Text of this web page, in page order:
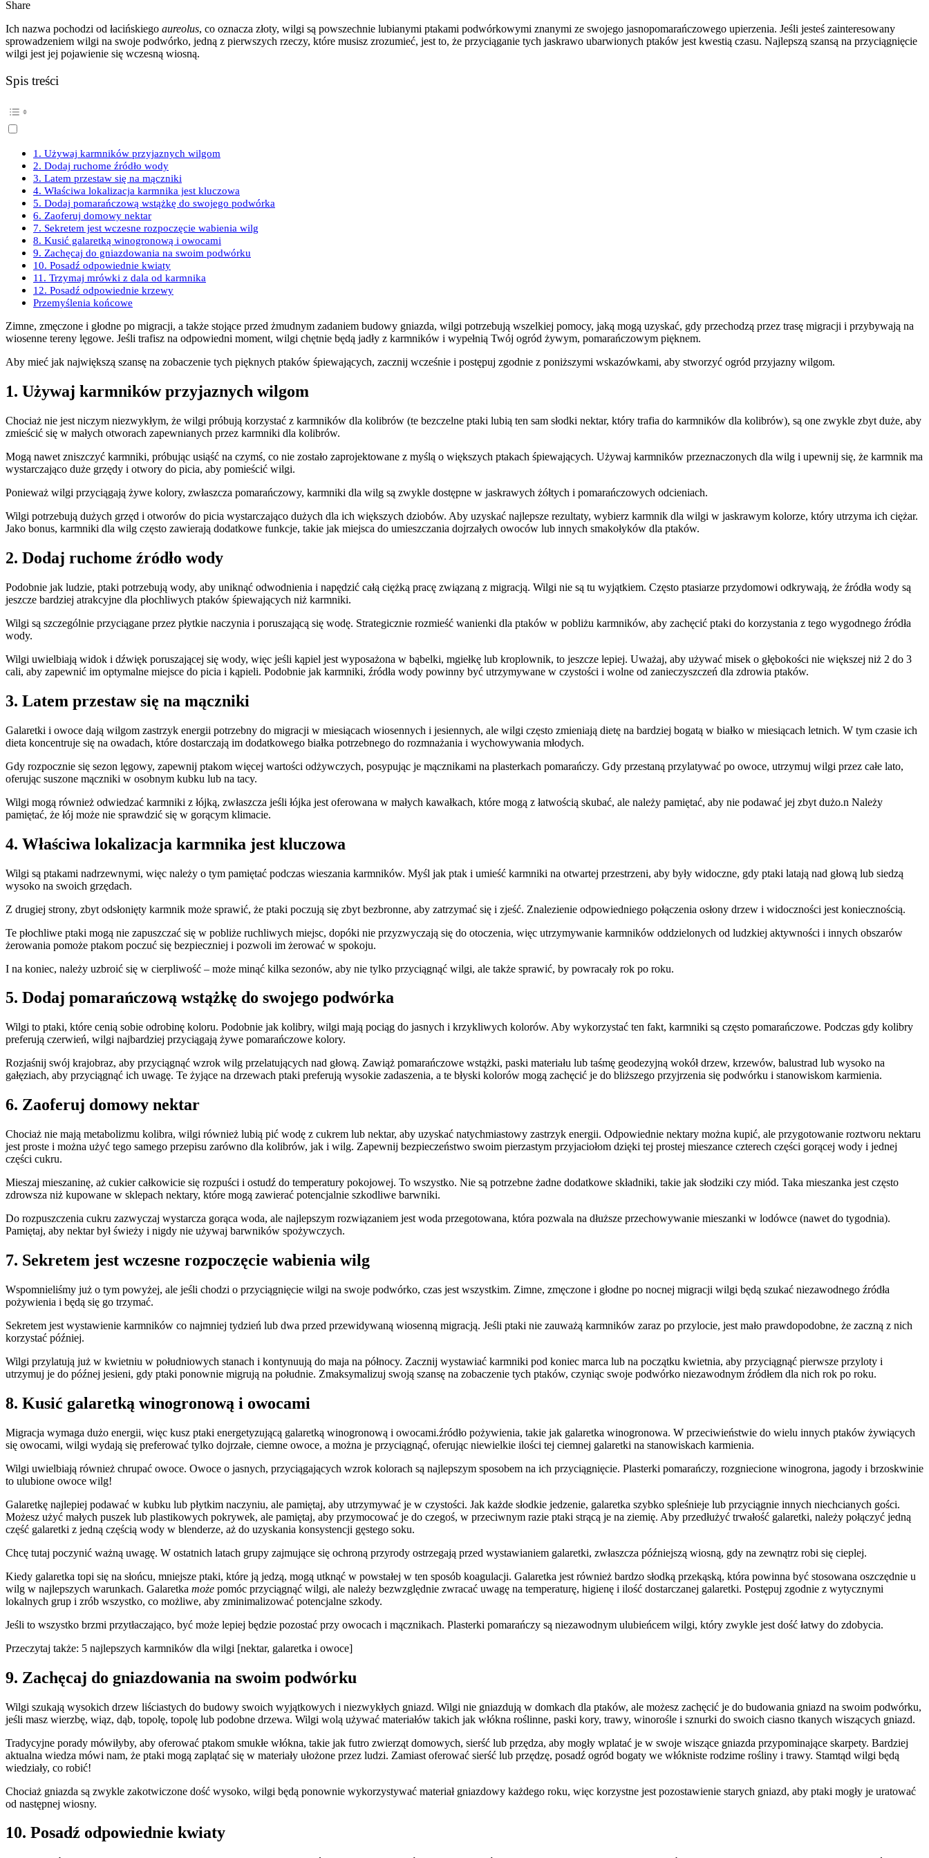
Share
Ich nazwa pochodzi od łacińskiego aureolus, co oznacza złoty, wilgi są powszechnie lubianymi ptakami podwórkowymi znanymi ze swojego jasnopomarańczowego upierzenia. Jeśli jesteś zainteresowany
sprowadzeniem wilgi na swoje podwórko, jedną z pierwszych rzeczy, które musisz zrozumieć, jest to, że przyciąganie tych jaskrawo ubarwionych ptaków jest kwestią czasu. Najlepszą szansą na przyciągnięcie
wilgi jest jej pojawienie się wczesną wiosną.
Spis treści
1. Używaj karmników przyjaznych wilgom
2. Dodaj ruchome źródło wody
3. Latem przestaw się na mączniki
4. Właściwa lokalizacja karmnika jest kluczowa
5. Dodaj pomarańczową wstążkę do swojego podwórka
6. Zaoferuj domowy nektar
7. Sekretem jest wczesne rozpoczęcie wabienia wilg
8. Kusić galaretką winogronową i owocami
9. Zachęcaj do gniazdowania na swoim podwórku
10. Posadź odpowiednie kwiaty
11. Trzymaj mrówki z dala od karmnika
12. Posadź odpowiednie krzewy
Przemyślenia końcowe
Zimne, zmęczone i głodne po migracji, a także stojące przed żmudnym zadaniem budowy gniazda, wilgi potrzebują wszelkiej pomocy, jaką mogą uzyskać, gdy przechodzą przez trasę migracji i przybywają na
wiosenne tereny lęgowe. Jeśli trafisz na odpowiedni moment, wilgi chętnie będą jadły z karmników i wypełnią Twój ogród żywym, pomarańczowym pięknem.
Aby mieć jak największą szansę na zobaczenie tych pięknych ptaków śpiewających, zacznij wcześnie i postępuj zgodnie z poniższymi wskazówkami, aby stworzyć ogród przyjazny wilgom.
1. Używaj karmników przyjaznych wilgom
Chociaż nie jest niczym niezwykłym, że wilgi próbują korzystać z karmników dla kolibrów (te bezczelne ptaki lubią ten sam słodki nektar, który trafia do karmników dla kolibrów), są one zwykle zbyt duże, aby
zmieścić się w małych otworach zapewnianych przez karmniki dla kolibrów.
Mogą nawet zniszczyć karmniki, próbując usiąść na czymś, co nie zostało zaprojektowane z myślą o większych ptakach śpiewających. Używaj karmników przeznaczonych dla wilg i upewnij się, że karmnik ma
wystarczająco duże grzędy i otwory do picia, aby pomieścić wilgi.
Ponieważ wilgi przyciągają żywe kolory, zwłaszcza pomarańczowy, karmniki dla wilg są zwykle dostępne w jaskrawych żółtych i pomarańczowych odcieniach.
Wilgi potrzebują dużych grzęd i otworów do picia wystarczająco dużych dla ich większych dziobów. Aby uzyskać najlepsze rezultaty, wybierz karmnik dla wilgi w jaskrawym kolorze, który utrzyma ich ciężar.
Jako bonus, karmniki dla wilg często zawierają dodatkowe funkcje, takie jak miejsca do umieszczania dojrzałych owoców lub innych smakołyków dla ptaków.
2. Dodaj ruchome źródło wody
Podobnie jak ludzie, ptaki potrzebują wody, aby uniknąć odwodnienia i napędzić całą ciężką pracę związaną z migracją. Wilgi nie są tu wyjątkiem. Często ptasiarze przydomowi odkrywają, że źródła wody są
jeszcze bardziej atrakcyjne dla płochliwych ptaków śpiewających niż karmniki.
Wilgi są szczególnie przyciągane przez płytkie naczynia i poruszającą się wodę. Strategicznie rozmieść wanienki dla ptaków w pobliżu karmników, aby zachęcić ptaki do korzystania z tego wygodnego źródła
wody.
Wilgi uwielbiają widok i dźwięk poruszającej się wody, więc jeśli kąpiel jest wyposażona w bąbelki, mgiełkę lub kroplownik, to jeszcze lepiej. Uważaj, aby używać misek o głębokości nie większej niż 2 do 3
cali, aby zapewnić im optymalne miejsce do picia i kąpieli. Podobnie jak karmniki, źródła wody powinny być utrzymywane w czystości i wolne od zanieczyszczeń dla zdrowia ptaków.
3. Latem przestaw się na mączniki
Galaretki i owoce dają wilgom zastrzyk energii potrzebny do migracji w miesiącach wiosennych i jesiennych, ale wilgi często zmieniają dietę na bardziej bogatą w białko w miesiącach letnich. W tym czasie ich
dieta koncentruje się na owadach, które dostarczają im dodatkowego białka potrzebnego do rozmnażania i wychowywania młodych.
Gdy rozpocznie się sezon lęgowy, zapewnij ptakom więcej wartości odżywczych, posypując je mącznikami na plasterkach pomarańczy. Gdy przestaną przylatywać po owoce, utrzymuj wilgi przez całe lato,
oferując suszone mączniki w osobnym kubku lub na tacy.
Wilgi mogą również odwiedzać karmniki z łójką, zwłaszcza jeśli łójka jest oferowana w małych kawałkach, które mogą z łatwością skubać, ale należy pamiętać, aby nie podawać jej zbyt dużo.n Należy
pamiętać, że łój może nie sprawdzić się w gorącym klimacie.
4. Właściwa lokalizacja karmnika jest kluczowa
Wilgi są ptakami nadrzewnymi, więc należy o tym pamiętać podczas wieszania karmników. Myśl jak ptak i umieść karmniki na otwartej przestrzeni, aby były widoczne, gdy ptaki latają nad głową lub siedzą
wysoko na swoich grzędach.
Z drugiej strony, zbyt odsłonięty karmnik może sprawić, że ptaki poczują się zbyt bezbronne, aby zatrzymać się i zjeść. Znalezienie odpowiedniego połączenia osłony drzew i widoczności jest koniecznością.
Te płochliwe ptaki mogą nie zapuszczać się w pobliże ruchliwych miejsc, dopóki nie przyzwyczają się do otoczenia, więc utrzymywanie karmników oddzielonych od ludzkiej aktywności i innych obszarów
żerowania pomoże ptakom poczuć się bezpieczniej i pozwoli im żerować w spokoju.
I na koniec, należy uzbroić się w cierpliwość – może minąć kilka sezonów, aby nie tylko przyciągnąć wilgi, ale także sprawić, by powracały rok po roku.
5. Dodaj pomarańczową wstążkę do swojego podwórka
Wilgi to ptaki, które cenią sobie odrobinę koloru. Podobnie jak kolibry, wilgi mają pociąg do jasnych i krzykliwych kolorów. Aby wykorzystać ten fakt, karmniki są często pomarańczowe. Podczas gdy kolibry
preferują czerwień, wilgi najbardziej przyciągają żywe pomarańczowe kolory.
Rozjaśnij swój krajobraz, aby przyciągnąć wzrok wilg przelatujących nad głową. Zawiąż pomarańczowe wstążki, paski materiału lub taśmę geodezyjną wokół drzew, krzewów, balustrad lub wysoko na
gałęziach, aby przyciągnąć ich uwagę. Te żyjące na drzewach ptaki preferują wysokie zadaszenia, a te błyski kolorów mogą zachęcić je do bliższego przyjrzenia się podwórku i stanowiskom karmienia.
6. Zaoferuj domowy nektar
Chociaż nie mają metabolizmu kolibra, wilgi również lubią pić wodę z cukrem lub nektar, aby uzyskać natychmiastowy zastrzyk energii. Odpowiednie nektary można kupić, ale przygotowanie roztworu nektaru
jest proste i można użyć tego samego przepisu zarówno dla kolibrów, jak i wilg. Zapewnij bezpieczeństwo swoim pierzastym przyjaciołom dzięki tej prostej mieszance czterech części gorącej wody i jednej
części cukru.
Mieszaj mieszaninę, aż cukier całkowicie się rozpuści i ostudź do temperatury pokojowej. To wszystko. Nie są potrzebne żadne dodatkowe składniki, takie jak słodziki czy miód. Taka mieszanka jest często
zdrowsza niż kupowane w sklepach nektary, które mogą zawierać potencjalnie szkodliwe barwniki.
Do rozpuszczenia cukru zazwyczaj wystarcza gorąca woda, ale najlepszym rozwiązaniem jest woda przegotowana, która pozwala na dłuższe przechowywanie mieszanki w lodówce (nawet do tygodnia).
Pamiętaj, aby nektar był świeży i nigdy nie używaj barwników spożywczych.
7. Sekretem jest wczesne rozpoczęcie wabienia wilg
Wspomnieliśmy już o tym powyżej, ale jeśli chodzi o przyciągnięcie wilgi na swoje podwórko, czas jest wszystkim. Zimne, zmęczone i głodne po nocnej migracji wilgi będą szukać niezawodnego źródła
pożywienia i będą się go trzymać.
Sekretem jest wystawienie karmników co najmniej tydzień lub dwa przed przewidywaną wiosenną migracją. Jeśli ptaki nie zauważą karmników zaraz po przylocie, jest mało prawdopodobne, że zaczną z nich
korzystać później.
Wilgi przylatują już w kwietniu w południowych stanach i kontynuują do maja na północy. Zacznij wystawiać karmniki pod koniec marca lub na początku kwietnia, aby przyciągnąć pierwsze przyloty i
utrzymuj je do późnej jesieni, gdy ptaki ponownie migrują na południe. Zmaksymalizuj swoją szansę na zobaczenie tych ptaków, czyniąc swoje podwórko niezawodnym źródłem dla nich rok po roku.
8. Kusić galaretką winogronową i owocami
Migracja wymaga dużo energii, więc kusz ptaki energetyzującą galaretką winogronową i owocami.źródło pożywienia, takie jak galaretka winogronowa. W przeciwieństwie do wielu innych ptaków żywiących
się owocami, wilgi wydają się preferować tylko dojrzałe, ciemne owoce, a można je przyciągnąć, oferując niewielkie ilości tej ciemnej galaretki na stanowiskach karmienia.
Wilgi uwielbiają również chrupać owoce. Owoce o jasnych, przyciągających wzrok kolorach są najlepszym sposobem na ich przyciągnięcie. Plasterki pomarańczy, rozgniecione winogrona, jagody i brzoskwinie
to ulubione owoce wilg!
Galaretkę najlepiej podawać w kubku lub płytkim naczyniu, ale pamiętaj, aby utrzymywać je w czystości. Jak każde słodkie jedzenie, galaretka szybko spleśnieje lub przyciągnie innych niechcianych gości.
Możesz użyć małych puszek lub plastikowych pokrywek, ale pamiętaj, aby przymocować je do czegoś, w przeciwnym razie ptaki strącą je na ziemię. Aby przedłużyć trwałość galaretki, należy połączyć jedną
część galaretki z jedną częścią wody w blenderze, aż do uzyskania konsystencji gęstego soku.
Chcę tutaj poczynić ważną uwagę. W ostatnich latach grupy zajmujące się ochroną przyrody ostrzegają przed wystawianiem galaretki, zwłaszcza późniejszą wiosną, gdy na zewnątrz robi się cieplej.
Kiedy galaretka topi się na słońcu, mniejsze ptaki, które ją jedzą, mogą utknąć w powstałej w ten sposób koagulacji. Galaretka jest również bardzo słodką przekąską, która powinna być stosowana oszczędnie u
wilg w najlepszych warunkach. Galaretka może pomóc przyciągnąć wilgi, ale należy bezwzględnie zwracać uwagę na temperaturę, higienę i ilość dostarczanej galaretki. Postępuj zgodnie z wytycznymi
lokalnych grup i zrób wszystko, co możliwe, aby zminimalizować potencjalne szkody.
Jeśli to wszystko brzmi przytłaczająco, być może lepiej będzie pozostać przy owocach i mącznikach. Plasterki pomarańczy są niezawodnym ulubieńcem wilgi, który zwykle jest dość łatwy do zdobycia.
Przeczytaj także: 5 najlepszych karmników dla wilgi [nektar, galaretka i owoce]
9. Zachęcaj do gniazdowania na swoim podwórku
Wilgi szukają wysokich drzew liściastych do budowy swoich wyjątkowych i niezwykłych gniazd. Wilgi nie gniazdują w domkach dla ptaków, ale możesz zachęcić je do budowania gniazd na swoim podwórku,
jeśli masz wierzbę, wiąz, dąb, topolę, topolę lub podobne drzewa. Wilgi wolą używać materiałów takich jak włókna roślinne, paski kory, trawy, winorośle i sznurki do swoich ciasno tkanych wiszących gniazd.
Tradycyjne porady mówiłyby, aby oferować ptakom smukłe włókna, takie jak futro zwierząt domowych, sierść lub przędza, aby mogły wplatać je w swoje wiszące gniazda przypominające skarpety. Bardziej
aktualna wiedza mówi nam, że ptaki mogą zaplątać się w materiały ułożone przez ludzi. Zamiast oferować sierść lub przędzę, posadź ogród bogaty we włókniste rodzime rośliny i trawy. Stamtąd wilgi będą
wiedziały, co robić!
Chociaż gniazda są zwykle zakotwiczone dość wysoko, wilgi będą ponownie wykorzystywać materiał gniazdowy każdego roku, więc korzystne jest pozostawienie starych gniazd, aby ptaki mogły je uratować
od następnej wiosny.
10. Posadź odpowiednie kwiaty